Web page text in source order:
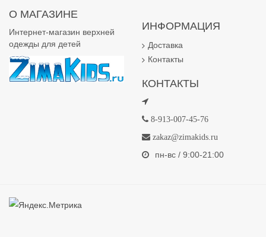
О МАГАЗИНЕ
Интернет-магазин верхней
одежды для детей
ИНФОРМАЦИЯ
Доставка
Контакты
КОНТАКТЫ
8-913-007-45-76
zakaz@zimakids.ru
пн-вс / 9:00-21:00